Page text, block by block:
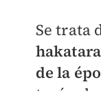
Se trata
de la